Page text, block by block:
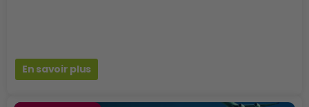
En savoir plus